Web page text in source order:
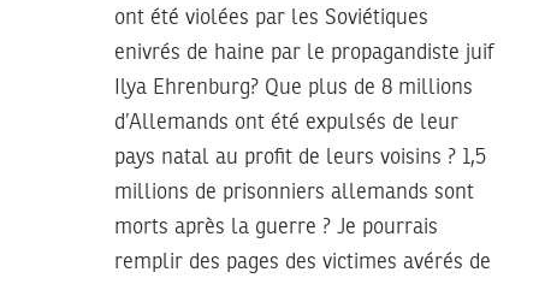
ont été violées par les Soviétiques
enivrés de haine par le propagandiste juif
Ilya Ehrenburg? Que plus de 8 millions
d’Allemands ont été expulsés de leur
pays natal au profit de leurs voisins ? 1,5
millions de prisonniers allemands sont
morts après la guerre ? Je pourrais
remplir des pages des victimes avérés de